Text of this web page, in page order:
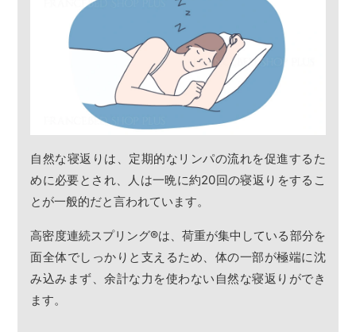
自然な寝返りは、定期的なリンパの流れを促進するた
めに必要とされ、人は一晩に約20回の寝返りをするこ
とが一般的だと言われています。
高密度連続スプリング®は、荷重が集中している部分を
面全体でしっかりと支えるため、体の一部が極端に沈
み込みまず、余計な力を使わない自然な寝返りができ
ます。